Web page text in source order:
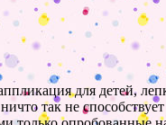
для детей,
так не